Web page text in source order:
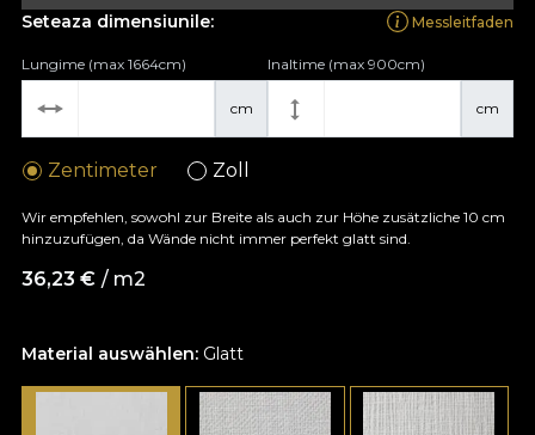
Material auswählen: Glatt
Seteaza dimensiunile: Messleitfaden
cm
Lungime (max 1664cm)
cm
Inaltime (max 900cm)
Zentimeter Zoll
Wir empfehlen, sowohl zur Breite als auch zur Höhe zusätzliche 10 cm
hinzuzufügen, da Wände nicht immer perfekt glatt sind.
36,23 € / m2